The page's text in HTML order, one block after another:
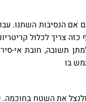
הנסיבות השתנו. עבור
צריך לכלול
תשובה, חובת אי-
בו
את השטח בחוכמה.